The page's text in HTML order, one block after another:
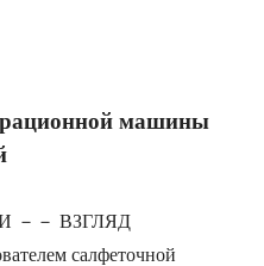
машины
－－ ВЗГЛЯД
салфеточной